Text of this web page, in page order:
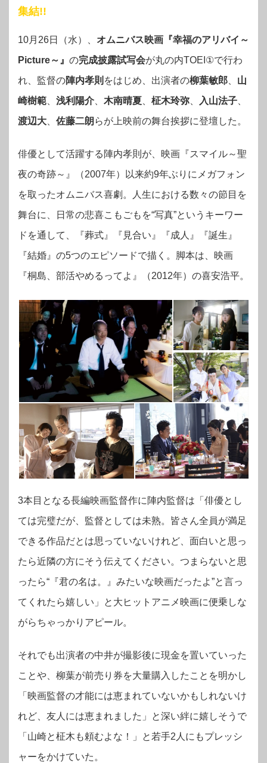
集結!!
10月26日（水）、 オムニバス映画『幸福のアリバイ～
Picture～』 の完成披露試写会が丸の内TOEI①で行わ
れ、監督の陣内孝則 をはじめ、出演者の柳葉敏郎
山
崎樹範
浅利陽介 木南晴夏 柾木玲弥 入山法子
渡辺大
佐藤二朗 らが上映前の舞台挨拶に登壇した。
俳優として活躍する陣内孝則が、映画『スマイル～聖
夜の奇跡～』（2007年）以来約9年ぶりにメガフォン
を取ったオムニバス喜劇。人生における数々の節目を
舞台に、日常の悲喜こもごもを“写真”というキーワー
ドを通して、『葬式』『見合い』『成人』『誕生』
『結婚』の5つのエピソードで描く。脚本は、映画
『桐島、部活やめるってよ』（2012年）の喜安浩平。
3本目となる長編映画監督作に陣内監督は「俳優とし
ては完璧だが、監督としては未熟。皆さん全員が満足
できる作品だとは思っていないけれど、面白いと思っ
たら近隣の方にそう伝えてください。つまらないと思
ったら“『君の名は。』みたいな映画だったよ”と言っ
てくれたら嬉しい」と大ヒットアニメ映画に便乗しな
がらちゃっかりアピール。
それでも出演者の中井が撮影後に現金を置いていった
ことや、柳葉が前売り券を大量購入したことを明かし
「映画監督の才能には恵まれていないかもしれないけ
れど、友人には恵まれました」と深い絆に嬉しそうで
「山崎と柾木も頼むよな！」と若手2人にもプレッシ
ャーをかけていた。